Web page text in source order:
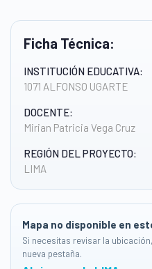
Ficha Técnica:
INSTITUCIÓN EDUCATIVA:
1071 ALFONSO UGARTE
DOCENTE:
Mirian Patricia Vega Cruz
REGIÓN DEL PROYECTO:
LIMA
Mapa no disponible en
Si necesitas revisar la
nueva pestaña.